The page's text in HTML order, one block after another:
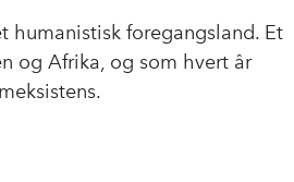
humanistisk foregangsland. Et
og Afrika, og som hvert år